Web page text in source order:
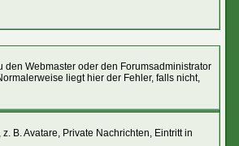
Webmaster oder den Forumsadministrator
liegt hier der Fehler, falls nicht,
B. Avatare, Private Nachrichten, Eintritt in